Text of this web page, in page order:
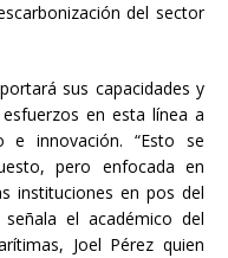
del sector
sus capacidades y
en esta línea a
e innovación. “Esto se
pero enfocada en
instituciones en pos del
el académico del
Joel Pérez quien